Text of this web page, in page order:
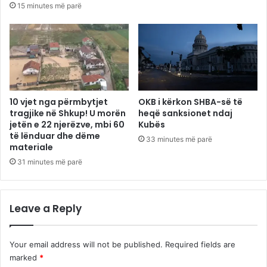
15 minutes më parë
10 vjet nga përmbytjet
tragjike në Shkup! U morën
jetën e 22 njerëzve, mbi 60
të lënduar dhe dëme
materiale
31 minutes më parë
OKB i kërkon SHBA-së të
heqë sanksionet ndaj
Kubës
33 minutes më parë
Leave a Reply
Your email address will not be published. Required fields are
marked *